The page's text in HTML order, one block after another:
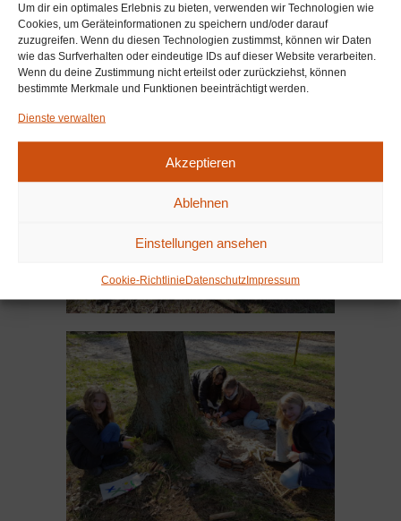
Um dir ein optimales Erlebnis zu bieten, verwenden wir Technologien wie
Cookies, um Geräteinformationen zu speichern und/oder darauf
zuzugreifen. Wenn du diesen Technologien zustimmst, können wir Daten
wie das Surfverhalten oder eindeutige IDs auf dieser Website verarbeiten.
Wenn du deine Zustimmung nicht erteilst oder zurückziehst, können
bestimmte Merkmale und Funktionen beeinträchtigt werden.
Dienste verwalten
Akzeptieren
Ablehnen
Einstellungen ansehen
Cookie-RichtlinieDatenschutzImpressum